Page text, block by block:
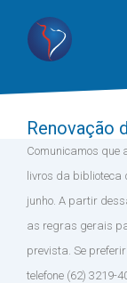
Renovação
Comunicamos que
livros da
junho. A partir
as regras gerais
prevista. Se
telefone (62) 3219-